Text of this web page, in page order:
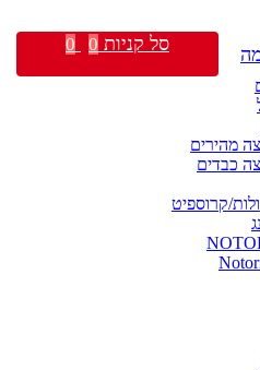
מהירים
כבדים
קרוספיט
סל קניות 0
0